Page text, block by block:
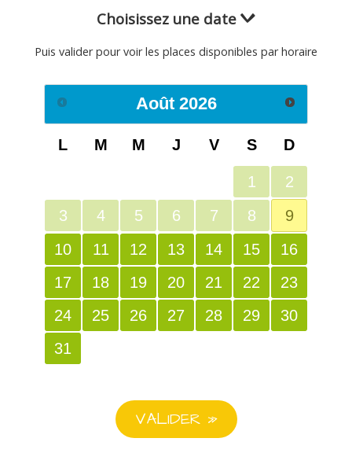
Choisissez une date
Puis valider pour voir les places disponibles par horaire
Août 2026
L M M J V S D
1
2
3
4 5 6 7 8
9
10
11 12 13 14 15
16
17
18 19 20 21 22
23
24
25 26 27 28 29
30
31